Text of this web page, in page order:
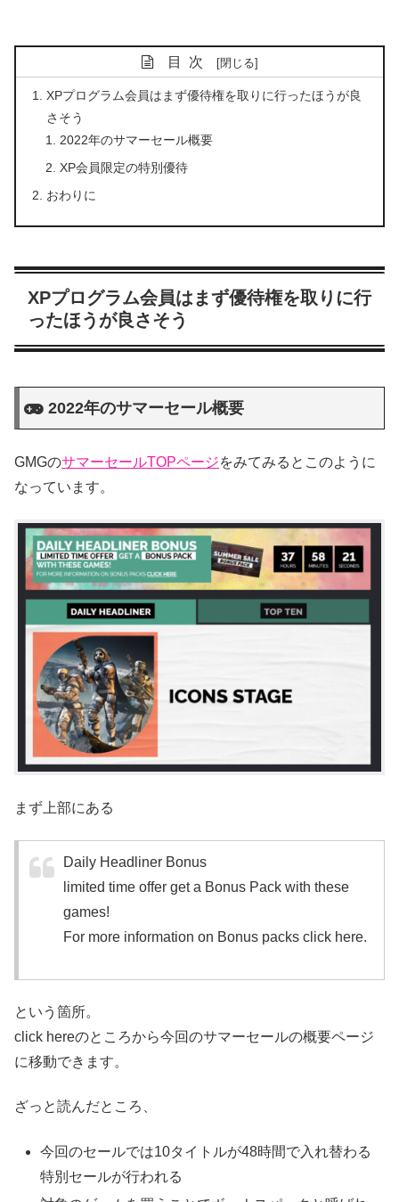
目次
XPプログラム会員はまず優待権を取りに行ったほうが良
さそう
2022年のサマーセール概要
XP会員限定の特別優待
おわりに
XPプログラム会員はまず優待権を取りに行
ったほうが良さそう
2022年のサマーセール概要
GMGのサマーセールTOPページをみてみるとこのように
なっています。
まず上部にある
Daily Headliner Bonus
limited time offer get a Bonus Pack with these
games!
For more information on Bonus packs click here.
という箇所。
click hereのところから今回のサマーセールの概要ページ
に移動できます。
ざっと読んだところ、
今回のセールでは10タイトルが48時間で入れ替わる
特別セールが行われる